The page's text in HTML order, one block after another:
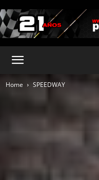
Home SPEEDWAY